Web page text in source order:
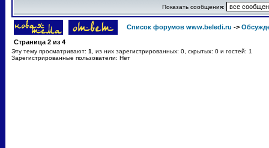
Показать сообщения:
Список форумов www.beledi.ru ->
Страница 2 из 4
Эту тему просматривают: 1
, из них зарегистрированных: 0, скрытых: 0 и гостей: 1
Зарегистрированные пользователи: Нет